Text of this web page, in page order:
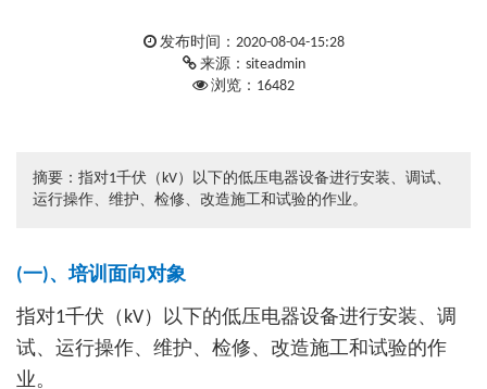
发布时间：2020-08-04-15:28
来源：siteadmin
浏览：16482
摘要：指对1千伏（kV）以下的低压电器设备进行安装、调试、
运行操作、维护、检修、改造施工和试验的作业。
(一)、培训面向对象
指对1千伏（kV）以下的低压电器设备进行安装、调
试、运行操作、维护、检修、改造施工和试验的作
业。